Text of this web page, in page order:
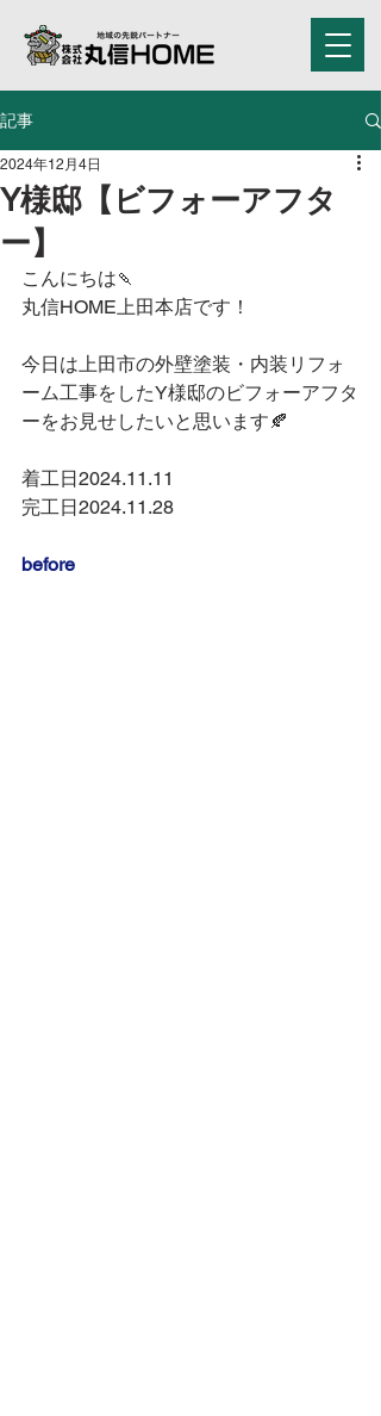
記事
Y様邸【ビフォーアフタ
ー】
2024年12月4日
こんにちは🍡
丸信HOME上田本店です！
今日は上田市の外壁塗装・内装リフォ
ーム工事をしたY様邸のビフォーアフタ
ーをお見せしたいと思います🍂
着工日2024.11.11
完工日2024.11.28
before